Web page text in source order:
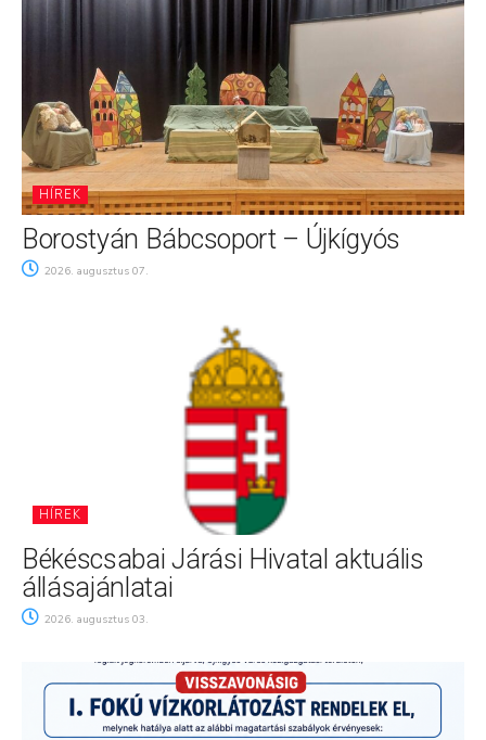
HÍREK
Borostyán Bábcsoport – Újkígyós
2026. augusztus 07.
HÍREK
Békéscsabai Járási Hivatal aktuális
állásajánlatai
2026. augusztus 03.